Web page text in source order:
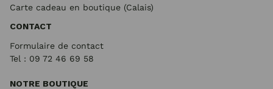
Carte cadeau en boutique (Calais)
CONTACT
Formulaire de contact
Tel : 09 72 46 69 58
NOTRE BOUTIQUE